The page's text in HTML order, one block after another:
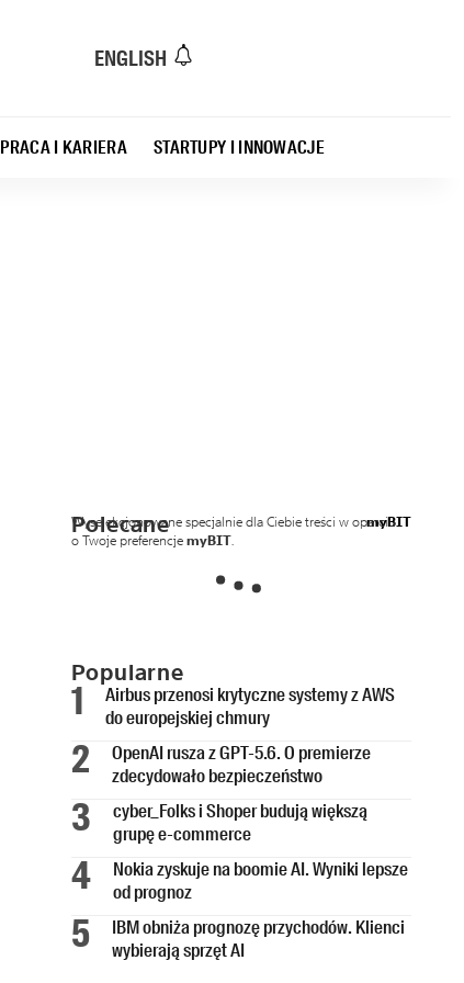
ENGLISH
PRACA I KARIERA STARTUPY I INNOWACJE
Polecane myBIT
Wyselekcjonowane specjalnie dla Ciebie treści w oparciu
o Twoje preferencjemyBIT.
Popularne
Airbus przenosi krytyczne systemy z AWS
do europejskiej chmury
OpenAI rusza z GPT-5.6. O premierze
zdecydowało bezpieczeństwo
cyber_Folks i Shoper budują większą
grupę e-commerce
Nokia zyskuje na boomie AI. Wyniki lepsze
od prognoz
IBM obniża prognozę przychodów. Klienci
wybierają sprzęt AI